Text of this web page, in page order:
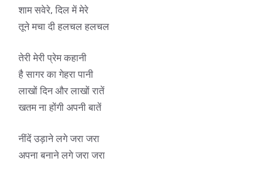
शाम सवेरे, दिल में मेरे
तूने मचा दी हलचल हलचल
तेरी मेरी प्रेम कहानी
है सागर का गेहरा पानी
लाखों दिन और लाखों रातें
खतम ना होंगी अपनी बातें
नींदें उड़ाने लगे जरा जरा
अपना बनाने लगे जरा जरा